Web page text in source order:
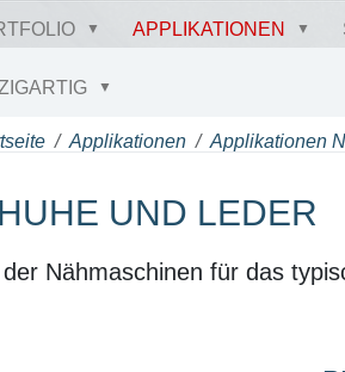
APPLIKATIONEN
Applikationen Applikationen
UND LEDER
Nähmaschinen für das